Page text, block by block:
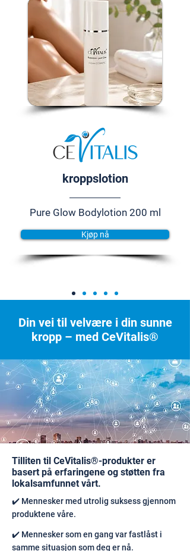
kroppslotion
Pure Glow Bodylotion 200 ml
Kjøp nå
Din vei til velvære i din sunne
kropp – med CeVitalis®
Tilliten til CeVitalis®-produkter er
basert på erfaringene og støtten fra
lokalsamfunnet vårt.
✔️ Mennesker med utrolig suksess gjennom
produktene våre.
✔️ Mennesker som en gang var fastlåst i
samme situasjon som deg er nå.